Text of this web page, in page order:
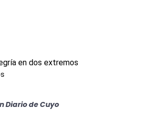
Diario de Cuyo